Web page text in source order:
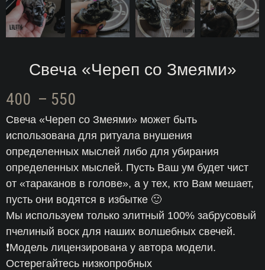
Свеча «Череп со Змеями»
400 – 550
цен:
400 ГРН
–
550 ГРН
Свеча «Череп со Змеями» может быть
использована для ритуала внушения
определенных мыслей либо для убирания
определенных мыслей. Пусть Ваш ум будет чист
от «тараканов в голове», а у тех, кто Вам мешает,
пусть они водятся в избытке 🙂
Мы используем только элитный 100% забрусовый
пчелиный воск для наших волшебных свечей.
❗Модель лицензирована у автора модели.
Остерегайтесь низкопробных